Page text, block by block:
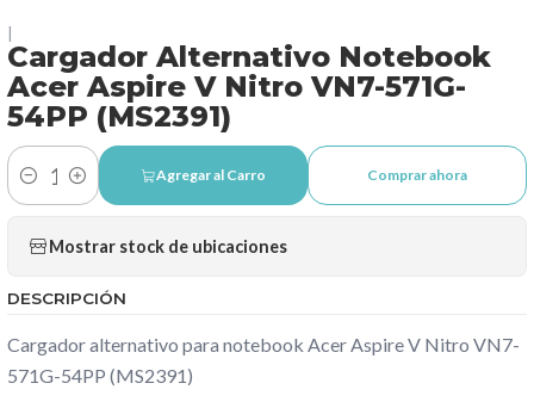
Cargador Alternativo Notebook
Acer Aspire V Nitro VN7-571G-
54PP (MS2391)
Cantidad
Agregar al Carro Comprar ahora
Mostrar stock de ubicaciones
DESCRIPCIÓN
Cargador alternativo para notebook Acer Aspire V Nitro VN7-
571G-54PP (MS2391)